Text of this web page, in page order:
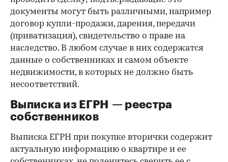
документы могут быть различными, например
договор купли-продажи, дарения, передачи
(приватизация), свидетельство о праве на
наследство. В любом случае в них содержатся
данные о собственниках и самом объекте
недвижимости, в которых не должно быть
несоответствий.
Выписка из ЕГРН — реестра
собственников
Выписка ЕГРН при покупке вторички содержит
актуальную информацию о квартире и ее